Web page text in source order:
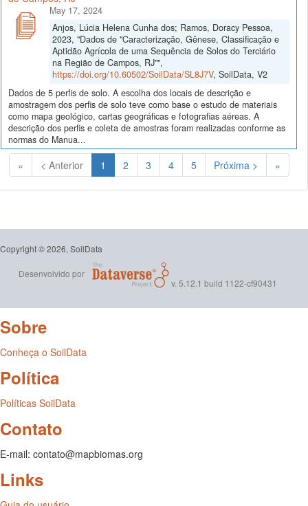
May 17, 2024
Anjos, Lúcia Helena Cunha dos; Ramos, Doracy Pessoa,
2023, "Dados de "Caracterização, Gênese, Classificação e
Aptidão Agrícola de uma Sequência de Solos do Terciário
na Região de Campos, RJ"",
https://doi.org/10.60502/SoilData/SL8J7V, SoilData, V2
Dados de 5 perfis de solo. A escolha dos locais de descrição e
amostragem dos perfis de solo teve como base o estudo de materiais
como mapa geológico, cartas geográficas e fotografias aéreas. A
descrição dos perfis e coleta de amostras foram realizadas conforme as
normas do Manua...
« < Anterior 1 (Atual)
2 3 4 5 Próxima > »
Copyright © 2026, SoilData
Desenvolvido por
v. 5.12.1 build 1122-cf90431
Sobre
Conheça o SoilData
Política
Políticas SoilData
Contato
E-mail: contato@mapbiomas.org
Links